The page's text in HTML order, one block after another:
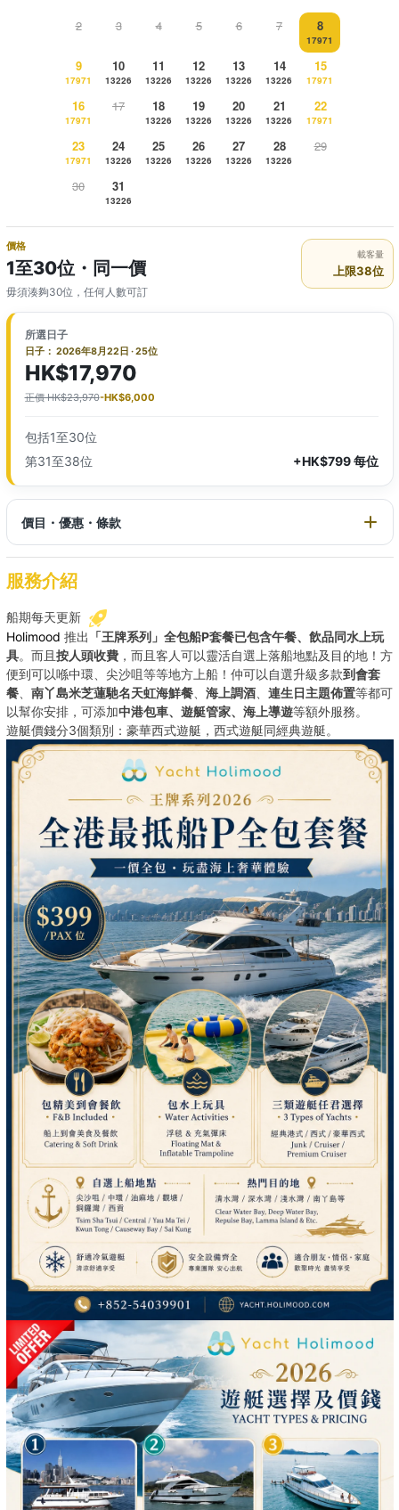
2 3 4 5 6 7 8
17971
9
17971
10
13226
11
13226
12
13226
13
13226
14
13226
15
17971
16
17971
17 18
13226
19
13226
20
13226
21
13226
22
17971
23
17971
24
13226
25
13226
26
13226
27
13226
28
13226
29
30 31
13226
價格
1至30位・同一價
毋須湊夠30位，任何人數可訂
載客量
上限38位
所選日子
日子： 2026年8月22日 · 25位
HK$17,970
正價 HK$23,970-HK$6,000
包括1至30位
第31至38位
+HK$799 每位
價目・優惠・條款
服務介紹
船期每天更新
Holimood 推出 「王牌系列」全包船P套餐已包含午餐、飲品同水上玩
具。而且按人頭收費，而且客人可以靈活自選上落船地點及目的地！方
便到可以喺中環、尖沙咀等等地方上船！仲可以自選升級多款到會套
餐、 南丫島米芝蓮馳名天虹海鮮餐、 海上調酒、 連生日主題佈置等都可
以幫你安排，可添加中港包車、遊艇管家、海上導遊等額外服務。
遊艇價錢分3個類別：豪華西式遊艇，西式遊艇同經典遊艇。